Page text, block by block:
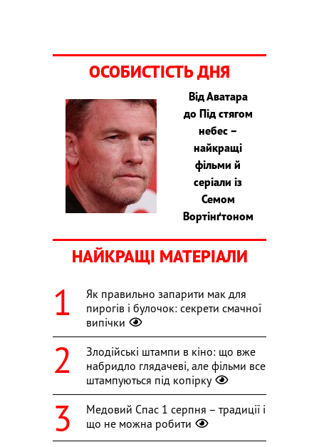
ОСОБИСТІСТЬ ДНЯ
Від Аватара
до Під стягом
небес –
найкращі
фільми й
серіали із
Семом
Вортінґтоном
НАЙКРАЩІ МАТЕРІАЛИ
Як правильно запарити мак для
пирогів і булочок: секрети смачної
випічки
Злодійські штампи в кіно: що вже
набридло глядачеві, але фільми все
штампуються під копірку
Медовий Спас 1 серпня – традиції і
що не можна робити